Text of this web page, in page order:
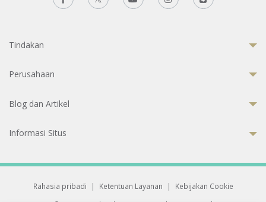
Tindakan
Perusahaan
Blog dan Artikel
Informasi Situs
Rahasia pribadi | Ketentuan Layanan |
Kebijakan Cookie